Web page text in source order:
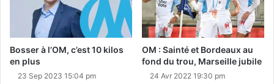
Bosser à l’OM, c’est 10 kilos
en plus
23 Sep 2023 15:04 pm
OM : Sainté et Bordeaux au
fond du trou, Marseille jubile
24 Avr 2022 19:30 pm